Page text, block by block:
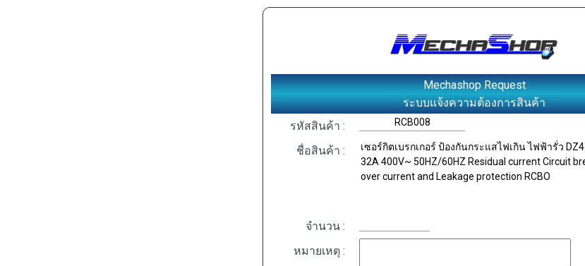
Mechashop Request
ระบบแจ้งความต้องการสินค้า
รหัสสินค้า :
ชื่อสินค้า :
จำนวน :
หมายเหตุ :